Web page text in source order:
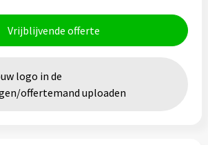
Vrijblijvende offerte
logo in de
offertemand uploaden